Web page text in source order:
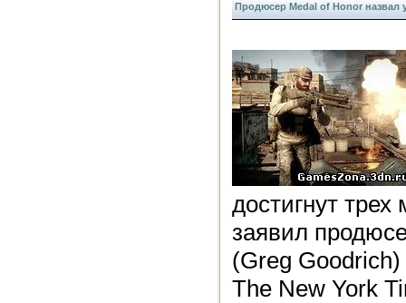
Продюсер Medal of Honor назвал
достигнут
заявил
(Greg
The New York